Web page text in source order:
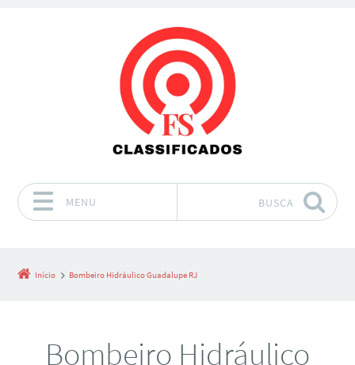
MENU BUSCA
Início Bombeiro Hidráulico Guadalupe RJ
Bombeiro Hidráulico